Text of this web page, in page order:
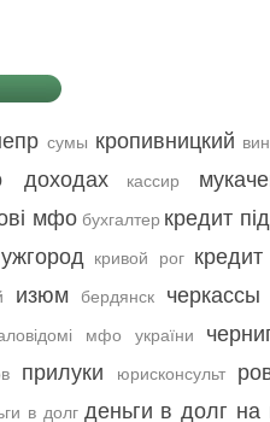
сумы кропивницкий
доходах
кассир
мфо бухгалтер кредит
ужгород кривой рог
изюм бердянск черкассы
мфо україни
прилуки юрисконсульт
в долг деньги в долг на